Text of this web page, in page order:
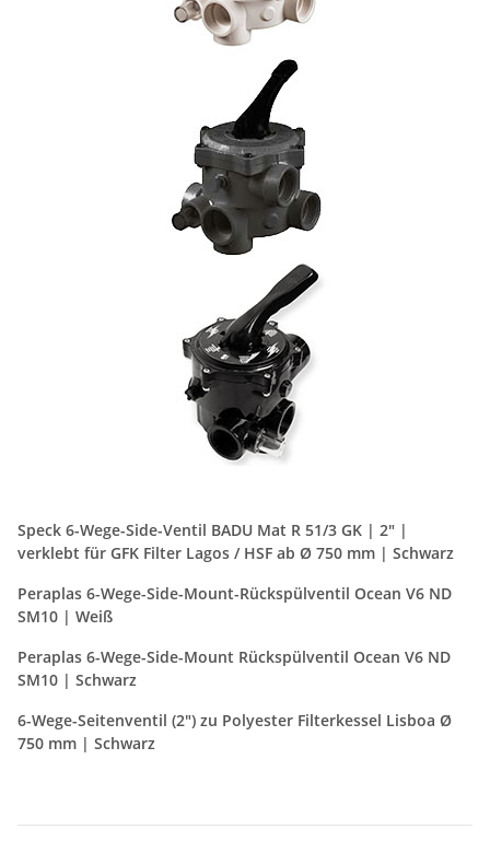
Speck 6-Wege-Side-Ventil BADU Mat R 51/3 GK | 2" |
verklebt für GFK Filter Lagos / HSF ab Ø 750 mm | Schwarz
Peraplas 6-Wege-Side-Mount-Rückspülventil Ocean V6 ND
SM10 | Weiß
Peraplas 6-Wege-Side-Mount Rückspülventil Ocean V6 ND
SM10 | Schwarz
6-Wege-Seitenventil (2") zu Polyester Filterkessel Lisboa Ø
750 mm | Schwarz